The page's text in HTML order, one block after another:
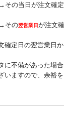
その当日が注文確
その翌営業日が注文
確定日の翌営業日
不備があった場
いますので、余裕